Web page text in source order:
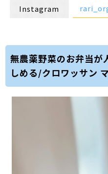
Instagram
無農薬野菜のお弁当が
しめる/クロワッサン